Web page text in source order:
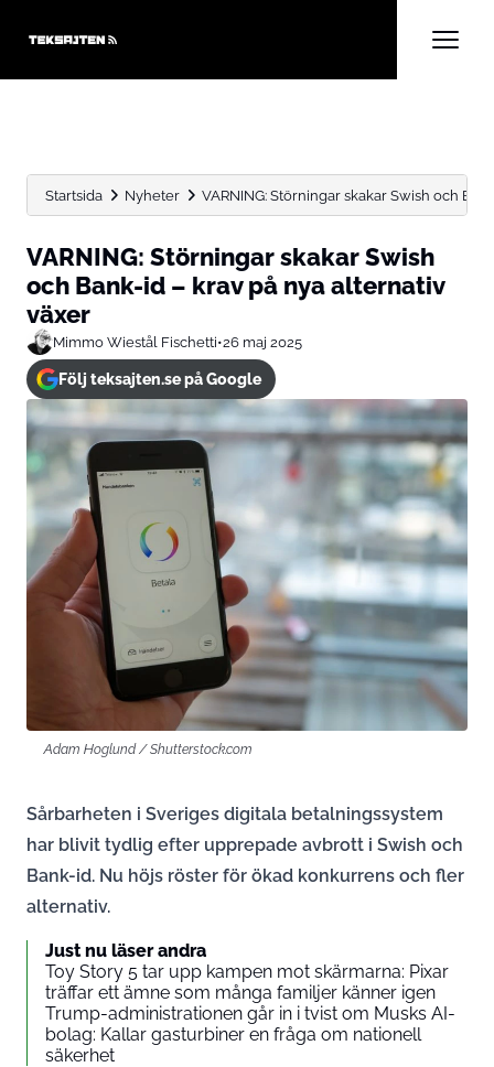
Startsida Nyheter VARNING: Störningar skakar Swish och
VARNING: Störningar skakar Swish
och Bank-id – krav på nya alternativ
växer
Mimmo Wiestål Fischetti•26 maj 2025
Följ teksajten.se på Google
Adam Hoglund / Shutterstock.com
Sårbarheten i Sveriges digitala betalningssystem
har blivit tydlig efter upprepade avbrott i Swish och
Bank-id. Nu höjs röster för ökad konkurrens och fler
alternativ.
Just nu läser andra
Toy Story 5 tar upp kampen mot skärmarna: Pixar
träffar ett ämne som många familjer känner igen
Trump-administrationen går in i tvist om Musks AI-
bolag: Kallar gasturbiner en fråga om nationell
säkerhet